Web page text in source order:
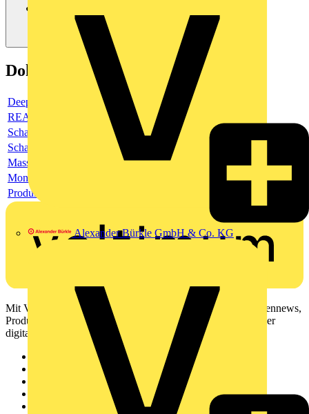
Alexander Bürkle GmbH & Co. KG
Dokumente
Deeplink Produktseite
REACH-Deklaration
Schaltbild
Schaltbild
Masszeichnung
Montageanleitung
Produktdatenblatt
Mit Voltimum erhalten Elektrofachkräfte Zugang zu Branchennews,
Produktinformationen, Schulungen und Tools – alles auf einer
digitalen Plattform und Community.